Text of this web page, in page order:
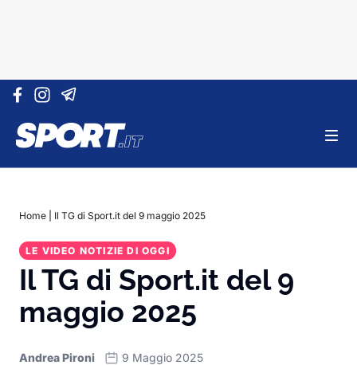
Vai al contenuto
Home Il TG di Sport.it del 9 maggio 2025
LE VIDEO NOTIZIE DI OGGI
Il TG di Sport.it del 9
maggio 2025
Andrea Pironi 9 Maggio 2025